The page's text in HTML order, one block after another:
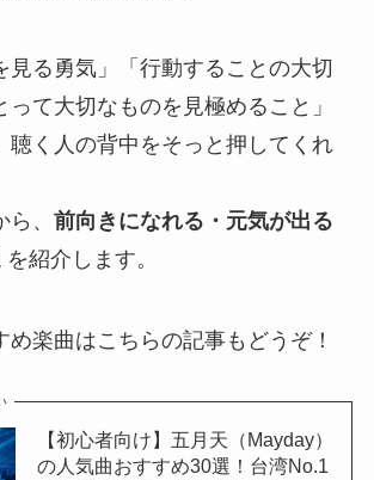
見る勇気」「行動することの大切
って大切なものを見極めること」
聴く人の背中をそっと押してくれ
、 前向きになれる・元気が出る
を紹介します。
め楽曲はこちらの記事もどうぞ！
【初心者向け】五月天（Mayday）
の人気曲おすすめ30選！台湾No.1